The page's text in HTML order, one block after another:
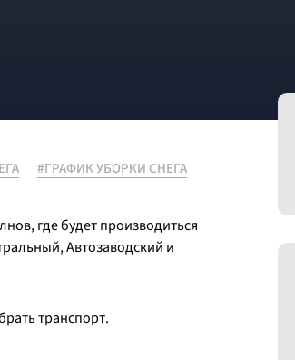
#ГРАФИК УБОРКИ СНЕГА
где будет производиться
Автозаводский и
транспорт.